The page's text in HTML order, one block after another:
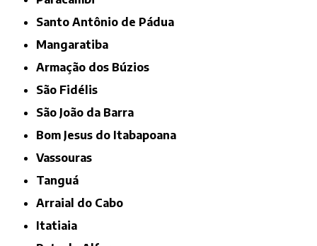
Santo Antônio de Pádua
Mangaratiba
Armação dos Búzios
São Fidélis
São João da Barra
Bom Jesus do Itabapoana
Vassouras
Tanguá
Arraial do Cabo
Itatiaia